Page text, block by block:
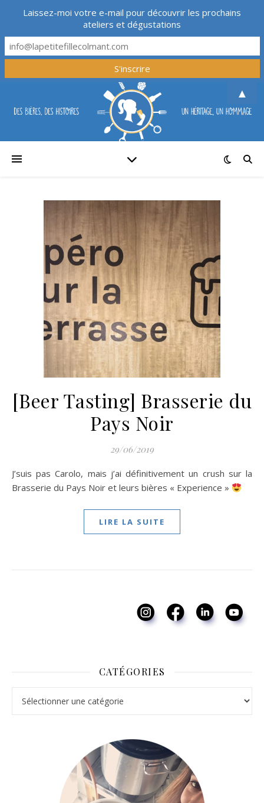
[Beer Tasting] Brasserie du
Pays Noir
29/06/2019
J’suis pas Carolo, mais j’ai définitivement un crush sur la
Brasserie du Pays Noir et leurs bières « Experience »
LIRE LA SUITE
CATÉGORIES
Laissez-moi votre e-mail pour découvrir les prochains
ateliers et dégustations
▲